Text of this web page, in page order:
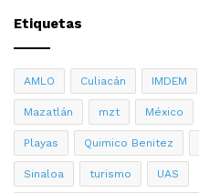
Etiquetas
AMLO Culiacán IMDEM
Mazatlán mzt México
Playas Quimico Benitez
Sinaloa turismo UAS